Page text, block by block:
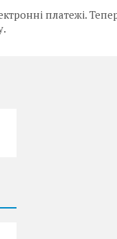
платежі.